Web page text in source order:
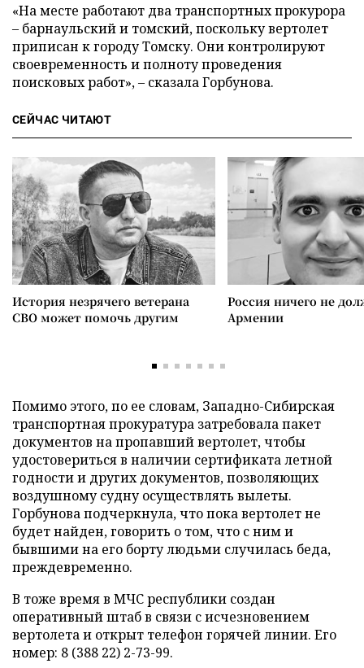
«На месте работают два транспортных прокурора
– барнаульский и томский, поскольку вертолет
приписан к городу Томску. Они контролируют
своевременность и полноту проведения
поисковых работ», – сказала Горбунова.
СЕЙЧАС ЧИТАЮТ
История незрячего ветерана
СВО может помочь другим
Россия ничего не
Армении
Помимо этого, по ее словам, Западно-Сибирская
транспортная прокуратура затребовала пакет
документов на пропавший вертолет, чтобы
удостовериться в наличии сертификата летной
годности и других документов, позволяющих
воздушному судну осуществлять вылеты.
Горбунова подчеркнула, что пока вертолет не
будет найден, говорить о том, что с ним и
бывшими на его борту людьми случилась беда,
преждевременно.
В тоже время в МЧС республики создан
оперативный штаб в связи с исчезновением
вертолета и открыт телефон горячей линии. Его
номер: 8 (388 22) 2-73-99.